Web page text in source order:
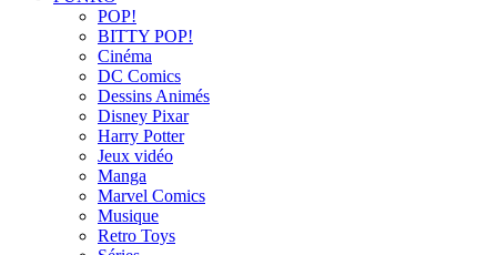
POP!
BITTY POP!
Cinéma
DC Comics
Dessins Animés
Disney Pixar
Harry Potter
Jeux vidéo
Manga
Marvel Comics
Musique
Retro Toys